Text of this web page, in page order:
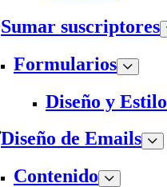
Sumar suscriptores
Formularios
Diseño y Estilo
Diseño de Emails
Contenido